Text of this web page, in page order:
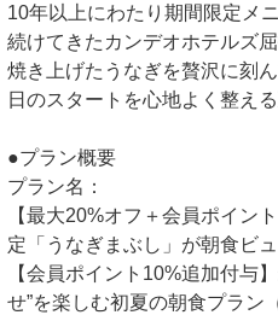
10年以上にわたり期間限定メ
続けてきたカンデオホテルズ
焼き上げたうなぎを贅沢に刻
日のスタートを心地よく整え
●プラン概要
プラン名：
【最大20%オフ＋会員ポイン
定「うなぎまぶし」が朝食ビ
【会員ポイント10%追加付与
せ”を楽しむ初夏の朝食プラン